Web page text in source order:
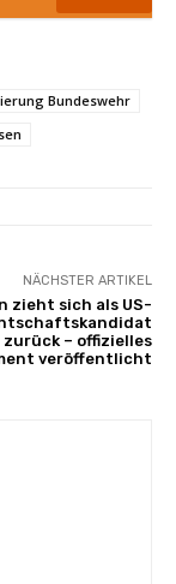
Bundeswehr
NÄCHSTER ARTIKEL
zieht sich als US-
zurück – offizielles
veröffentlicht